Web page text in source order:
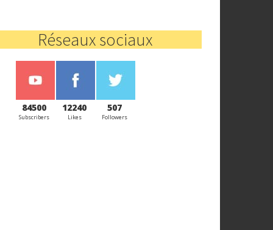
Réseaux sociaux
84500
Subscribers
12240
Likes
507
Followers